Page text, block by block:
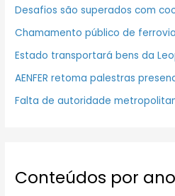
Desafios são superados com
Chamamento público de
Estado transportará bens da
AENFER retoma palestras
Falta de autoridade
Conteúdos por ano